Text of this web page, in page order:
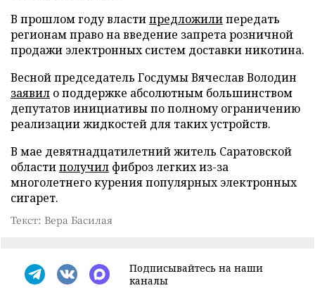
В прошлом году властипредложилипередать
регионам право на введение запрета розничной
продажи электронных систем доставки никотина.
Весной председатель Госдумы Вячеслав Володин
заявил о поддержке абсолютным большинством
депутатов инициативы по полному ограничению
реализации жидкостей для таких устройств.
В мае девятнадцатилетний житель Саратовской
областиполучил фиброз легких из-за
многолетнего курения популярных электронных
сигарет.
Текст: Вера Басилая
Подписывайтесь на наши
каналы